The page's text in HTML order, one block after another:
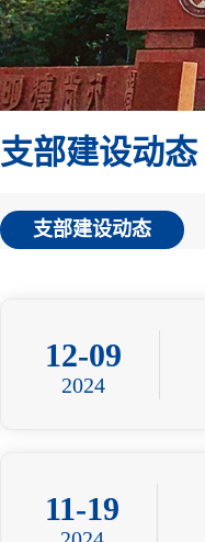
支部建设动态
支部建设动态
12-09
2024
11-19